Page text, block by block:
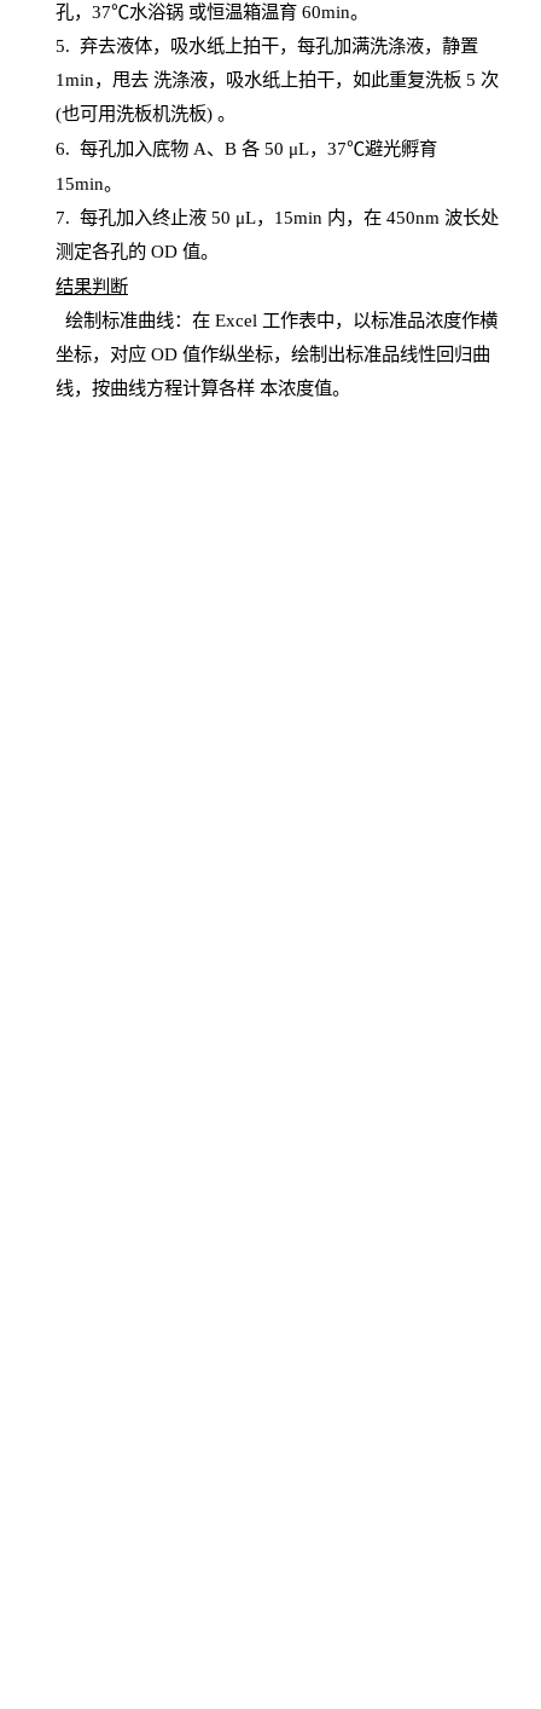
孔， 37℃水浴锅 或恒温箱温育60min。
5. 弃去液体，吸水纸上拍干，每孔加满洗涤液，静置
1min，甩去 洗涤液，吸水纸上拍干，如此重复洗板 5 次
(也可用洗板机洗板) 。
6. 每孔加入底物A、B 各 50 μL，37℃避光孵育
15min。
7. 每孔加入终止液 50 μL， 15min 内，在450nm 波长处
测定各孔的 OD 值。
结果判断
绘制标准曲线：在 Excel 工作表中，以标准品浓度作横
坐标，对应OD 值作纵坐标，绘制出标准品线性回归曲
线，按曲线方程计算各样 本浓度值。